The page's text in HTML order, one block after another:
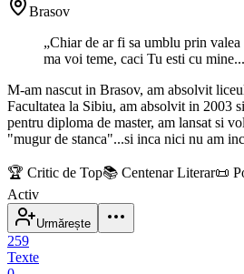
Brasov
„Chiar de ar fi sa umblu prin
ma voi teme, caci Tu esti cu mine...
M-am nascut in Brasov, am absolvit
Facultatea la Sibiu, am absolvit in 2003
pentru diploma de master, am lansat si
"mugur de stanca"...si inca nici nu am
🏆 Critic de Top📚 Centenar Literar📜
Activ
Urmărește
259
Texte